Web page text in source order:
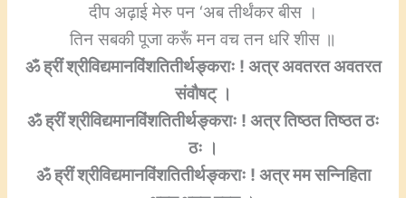
दीप अढ़ाई मेरु पन ‘अब तीर्थंकर बीस ।
तिन सबकी पूजा करूँ मन वच तन धरि शीस ॥
ॐ ह्रीं श्रीविद्यमानविंशतितीर्थङ्कराः ! अत्र अवतरत अवतरत
संवौषट् ।
ॐ ह्रीं श्रीविद्यमानविंशतितीर्थङ्कराः ! अत्र तिष्ठत तिष्ठत ठः
ठः ।
ॐ ह्रीं श्रीविद्यमानविंशतितीर्थङ्कराः ! अत्र मम सन्निहिता